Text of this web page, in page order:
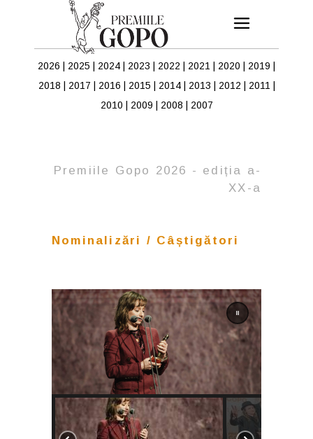
2026 2025 2024 2023 2022 2021 2020 2019
2018
2017 2016 2015 2014| 2013 2012 2011
2010
2009 2008 2007
Premiile Gopo 2026 - ediția a-
XX-a
Nominalizări / Câștigători